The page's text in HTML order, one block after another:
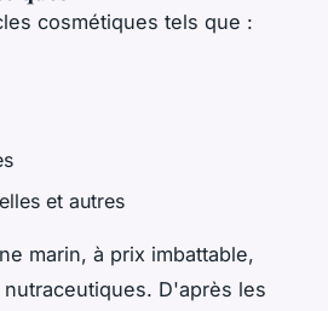
cosmétiques tels que :
et autres
marin, à prix imbattable,
D'après les